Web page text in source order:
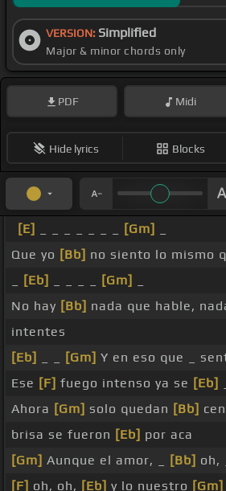
VERSION: Simplified
Major & minor chords only
PDF Midi
Hide lyrics Blocks
[E] [Gm]
Que yo [Bb] no siento lo mismo
[Eb] [Gm]
No hay [Bb] nada que hable,
intentes
[Eb]
[Gm] Y en eso que _
Ese [F] fuego intenso ya se [Eb]
Ahora [Gm] solo quedan [Bb]
brisa se fueron [Eb] por aca
[Gm] Aunque el amor, _ [Bb] oh,
[F] oh, oh, [Eb] y lo nuestro [Gm]